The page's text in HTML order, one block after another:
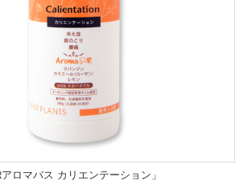
ロマバス カリエンテーション」